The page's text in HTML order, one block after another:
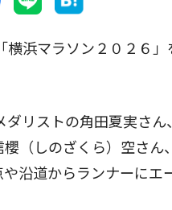
浜マラソン２０２６」
リストの角田夏実さん
（しのざくら）空さん
沿道からランナーにエ